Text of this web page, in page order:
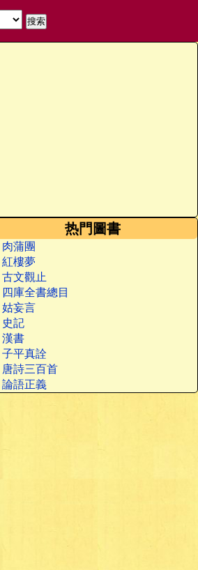
热門圖書
蒲團
樓夢
文觀止
庫全書總目
妄言
記
書
平真詮
詩三百首
語正義